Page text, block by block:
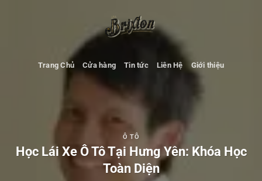
Trang Chủ Cửa hàng Tin tức Liên Hệ Giới thiệu
Ô TÔ
Học Lái Xe Ô Tô Tại Hưng Yên: Khóa Học
Toàn Diện